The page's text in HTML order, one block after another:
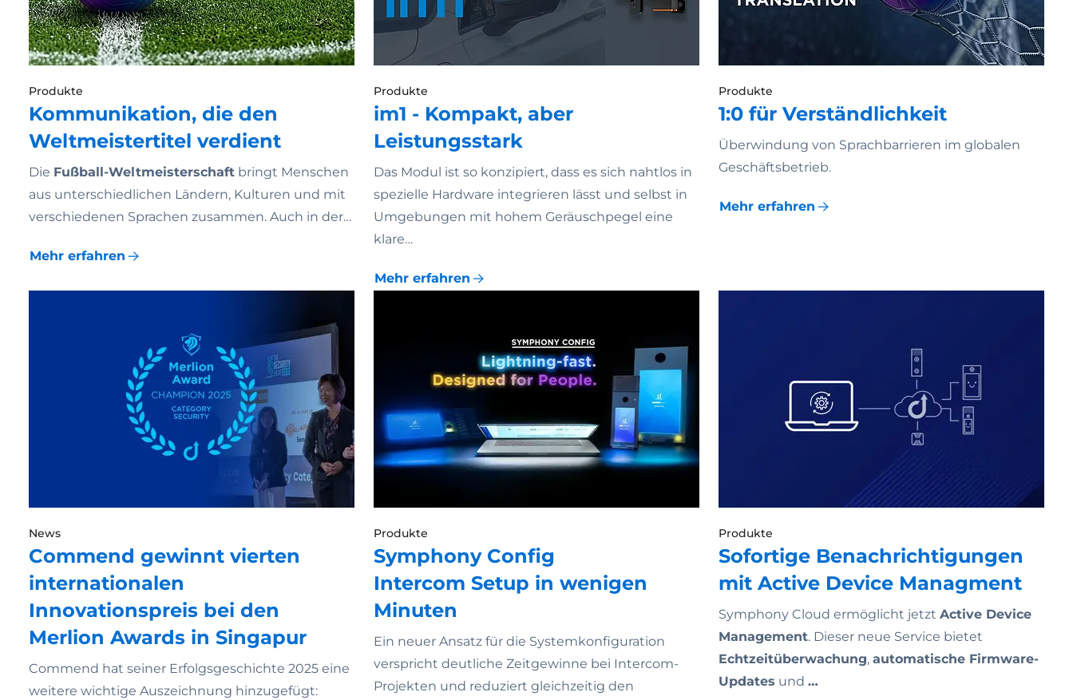
Produkte
Kommunikation, die den
Weltmeistertitel verdient
Die Fußball-Weltmeisterschaft bringt Menschen
aus unterschiedlichen Ländern, Kulturen und mit
verschiedenen Sprachen zusammen. Auch in der…
Mehr erfahren
Produkte
im1 - Kompakt, aber
Leistungsstark
Das Modul ist so konzipiert, dass es sich nahtlos in
spezielle Hardware integrieren lässt und selbst in
Umgebungen mit hohem Geräuschpegel eine
klare…
Mehr erfahren
Produkte
1:0 für Verständlichkeit
Überwindung von Sprachbarrieren im globalen
Geschäftsbetrieb.
Mehr erfahren
News
Commend gewinnt vierten
internationalen
Innovationspreis bei den
Merlion Awards in Singapur
Commend hat seiner Erfolgsgeschichte 2025 eine
weitere wichtige Auszeichnung hinzugefügt:
Produkte
Symphony Config
Intercom Setup in wenigen
Minuten
Ein neuer Ansatz für die Systemkonfiguration
verspricht deutliche Zeitgewinne bei Intercom-
Projekten und reduziert gleichzeitig den
Produkte
Sofortige Benachrichtigungen
mit Active Device Managment
Symphony Cloud ermöglicht jetzt Active Device
Management. Dieser neue Service bietet
Echtzeitüberwachung, automatische Firmware-
Updates und …